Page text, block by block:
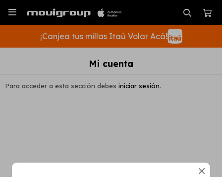


¡Canjea tus millas Itaú Volar Acá!
Mi cuenta
Para acceder a esta sección debes iniciar sesión.